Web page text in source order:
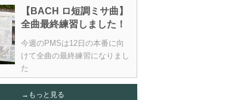
【BACH ロ短調ミサ曲】
全曲最終練習しました！
今週のPMSは12日の本番に向
けて全曲の最終練習になりまし
た
→もっと見る